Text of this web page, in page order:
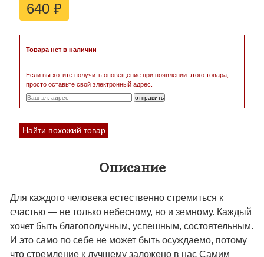
640 ₽
Товара нет в наличии
Если вы хотите получить оповещение при появлении этого товара,
просто оставьте свой электронный адрес.
Найти похожий товар
Описание
Для каждого человека естественно стремиться к
счастью — не только небесному, но и земному. Каждый
хочет быть благополучным, успешным, состоятельным.
И это само по себе не может быть осуждаемо, потому
что стремление к лучшему заложено в нас Самим